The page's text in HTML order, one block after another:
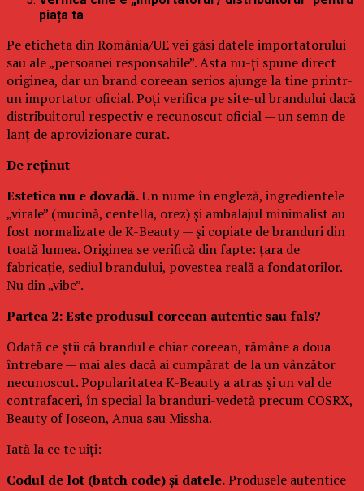
piața ta
Pe eticheta din România/UE vei găsi datele importatorului
sau ale „persoanei responsabile”. Asta nu-ți spune direct
originea, dar un brand coreean serios ajunge la tine printr-
un importator oficial. Poți verifica pe site-ul brandului dacă
distribuitorul respectiv e recunoscut oficial — un semn de
lanț de aprovizionare curat.
De reținut
Estetica nu e dovadă.Un nume în engleză, ingredientele
„virale” (mucină, centella, orez) și ambalajul minimalist au
fost normalizate de K-Beauty — și copiate de branduri din
toată lumea. Originea se verifică din fapte: țara de
fabricație, sediul brandului, povestea reală a fondatorilor.
Nu din „vibe”.
Partea 2: Este produsul coreean autentic sau fals?
Odată ce știi că brandul e chiar coreean, rămâne a doua
întrebare — mai ales dacă ai cumpărat de la un vânzător
necunoscut. Popularitatea K-Beauty a atras și un val de
contrafaceri, în special la branduri-vedetă precum COSRX,
Beauty of Joseon, Anua sau Missha.
Iată la ce te uiți:
Codul de lot (batch code) și datele.Produsele autentice